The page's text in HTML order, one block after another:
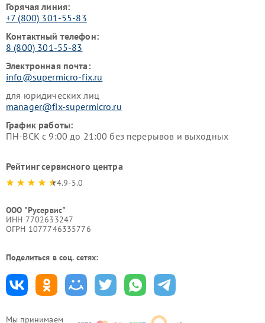
Мы принимаем
Горячая линия:
+7 (800) 301-55-83
Контактный телефон:
8 (800) 301-55-83
Электронная почта:
info@supermicro-fix.ru
для юридических лиц
manager@fix-supermicro.ru
График работы:
ПН-ВСК с 9:00 до 21:00 без перерывов и выходных
Рейтинг сервисного центра
4.9-5.0
ООО "Русервис"
ИНН 7702633247
ОГРН 1077746335776
Поделиться в соц. сетях: